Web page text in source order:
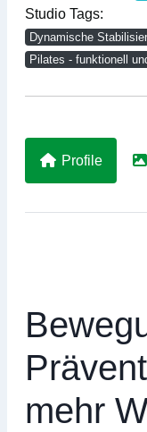
Studio Tags:
Dynamische
Pilates - funktionell
Profile
mehr